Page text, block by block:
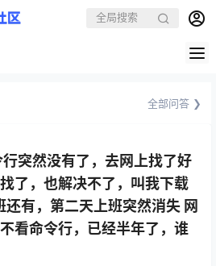
全部问答 ❯
突然没有了，去网上找了好
了，也解决不了，叫我下载
还有，第二天上班突然消失 网
看命令行，已经半年了，谁